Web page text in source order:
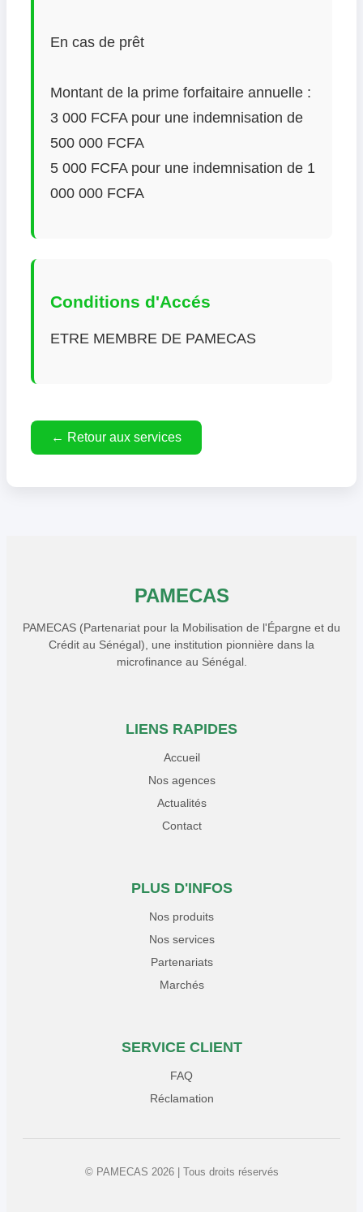
En cas de prêt
Montant de la prime forfaitaire annuelle :
3 000 FCFA pour une indemnisation de
500 000 FCFA
5 000 FCFA pour une indemnisation de 1
000 000 FCFA
Conditions d'Accés
ETRE MEMBRE DE PAMECAS
← Retour aux services
PAMECAS
PAMECAS (Partenariat pour la Mobilisation de l'Épargne et du
Crédit au Sénégal), une institution pionnière dans la
microfinance au Sénégal.
LIENS RAPIDES
Accueil
Nos agences
Actualités
Contact
PLUS D'INFOS
Nos produits
Nos services
Partenariats
Marchés
SERVICE CLIENT
FAQ
Réclamation
© PAMECAS 2026 | Tous droits réservés